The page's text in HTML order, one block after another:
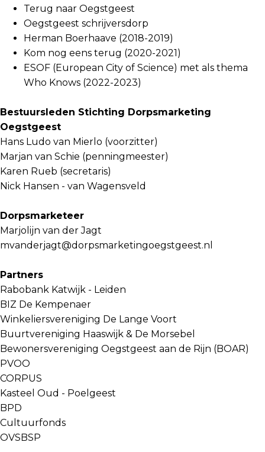
Terug naar Oegstgeest
Oegstgeest schrijversdorp
Herman Boerhaave (2018-2019)
Kom nog eens terug (2020-2021)
ESOF (European City of Science) met als thema
Who Knows (2022-2023)
Bestuursleden Stichting Dorpsmarketing
Oegstgeest
Hans Ludo van Mierlo (voorzitter)
Marjan van Schie (penningmeester)
Karen Rueb (secretaris)
Nick Hansen - van Wagensveld
Dorpsmarketeer
Marjolijn van der Jagt
mvanderjagt@dorpsmarketingoegstgeest.nl
Partners
Rabobank Katwijk - Leiden
BIZ De Kempenaer
Winkeliersvereniging De Lange Voort
Buurtvereniging Haaswijk & De Morsebel
Bewonersvereniging Oegstgeest aan de Rijn (BOAR)
PVOO
CORPUS
Kasteel Oud - Poelgeest
BPD
Cultuurfonds
OVSBSP